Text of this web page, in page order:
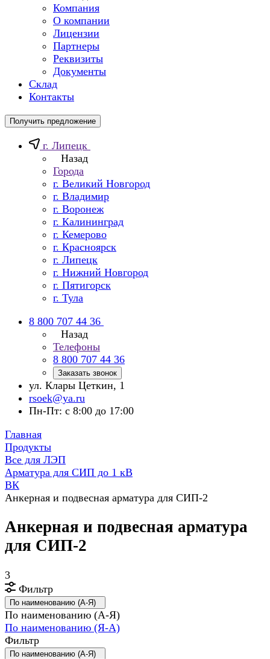
Компания
О компании
Лицензии
Партнеры
Реквизиты
Документы
Склад
Контакты
Получить предложение
г. Липецк
Назад
Города
г. Великий Новгород
г. Владимир
г. Воронеж
г. Калининград
г. Кемерово
г. Красноярск
г. Липецк
г. Нижний Новгород
г. Пятигорск
г. Тула
8 800 707 44 36
Назад
Телефоны
8 800 707 44 36
Заказать звонок
ул. Клары Цеткин, 1
rsoek@ya.ru
Пн-Пт: с 8:00 до 17:00
Главная
Продукты
Все для ЛЭП
Арматура для СИП до 1 кВ
ВК
Анкерная и подвесная арматура для СИП-2
Анкерная и подвесная арматура
для СИП-2
3
Фильтр
По наименованию (А-Я)
По наименованию (А-Я)
По наименованию (Я-А)
Фильтр
По наименованию (А-Я)